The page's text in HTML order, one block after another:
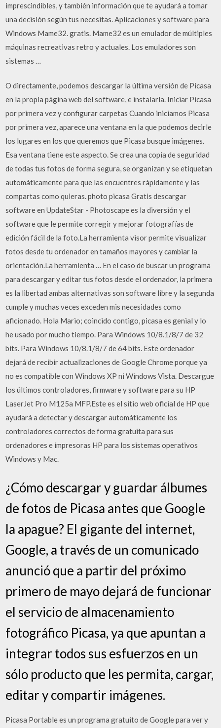
imprescindibles, y también información que te ayudará a tomar
una decisión según tus necesitas. Aplicaciones y software para
Windows Mame32. gratis. Mame32 es un emulador de múltiples
máquinas recreativas retro y actuales. Los emuladores son
sistemas …
O directamente, podemos descargar la última versión de Picasa
en la propia página web del software, e instalarla. Iniciar Picasa
por primera vez y configurar carpetas Cuando iniciamos Picasa
por primera vez, aparece una ventana en la que podemos decirle
los lugares en los que queremos que Picasa busque imágenes.
Esa ventana tiene este aspecto. Se crea una copia de seguridad
de todas tus fotos de forma segura, se organizan y se etiquetan
automáticamente para que las encuentres rápidamente y las
compartas como quieras. photo picasa Gratis descargar
software en UpdateStar - Photoscape es la diversión y el
software que le permite corregir y mejorar fotografías de
edición fácil de la foto.La herramienta visor permite visualizar
fotos desde tu ordenador en tamaños mayores y cambiar la
orientación.La herramienta … En el caso de buscar un programa
para descargar y editar tus fotos desde el ordenador, la primera
es la libertad ambas alternativas son software libre y la segunda
cumple y muchas veces exceden mis necesidades como
aficionado. Hola Mario; coincido contigo, picasa es genial y lo
he usado por mucho tiempo. Para Windows 10/8.1/8/7 de 32
bits. Para Windows 10/8.1/8/7 de 64 bits. Este ordenador
dejará de recibir actualizaciones de Google Chrome porque ya
no es compatible con Windows XP ni Windows Vista. Descargue
los últimos controladores, firmware y software para su HP
LaserJet Pro M125a MFP.Este es el sitio web oficial de HP que
ayudará a detectar y descargar automáticamente los
controladores correctos de forma gratuita para sus
ordenadores e impresoras HP para los sistemas operativos
Windows y Mac.
¿Cómo descargar y guardar álbumes
de fotos de Picasa antes que Google
la apague? El gigante del internet,
Google, a través de un comunicado
anunció que a partir del próximo
primero de mayo dejará de funcionar
el servicio de almacenamiento
fotográfico Picasa, ya que apuntan a
integrar todos sus esfuerzos en un
sólo producto que les permita, cargar,
editar y compartir imágenes.
Picasa Portable es un programa gratuito de Google para ver y